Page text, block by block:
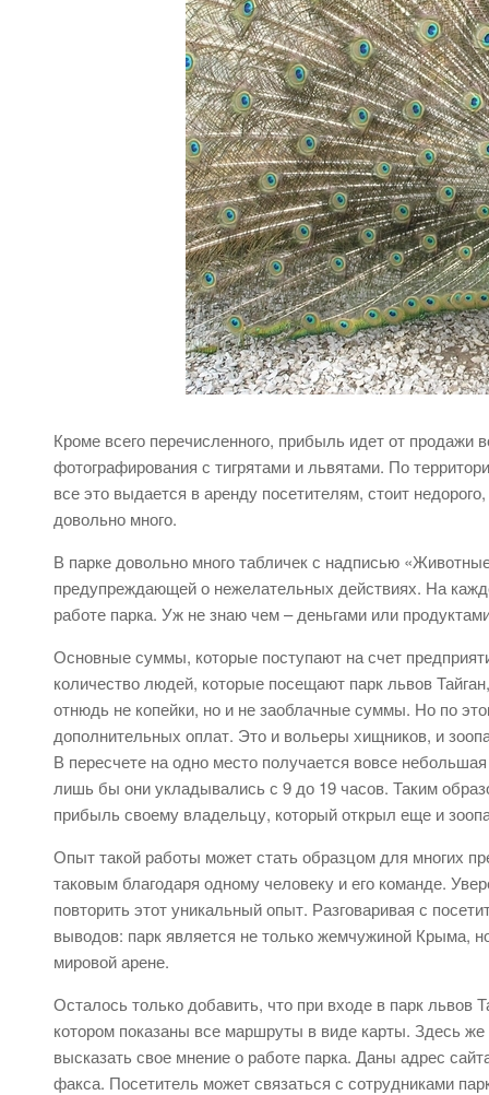
Кроме всего перечисленного, прибыль идет от продажи
фотографирования с тигрятами и львятами. По
все это выдается в аренду посетителям, стоит
довольно много.
В парке довольно много табличек с надписью
предупреждающей о нежелательных действиях. На
работе парка. Уж не знаю чем – деньгами или
Основные суммы, которые поступают на счет
количество людей, которые посещают парк львов
отнюдь не копейки, но и не заоблачные суммы. Но по
дополнительных оплат. Это и вольеры хищников, и
В пересчете на одно место получается вовсе
лишь бы они укладывались с 9 до 19 часов. Таким
прибыль своему владельцу, который открыл еще и
Опыт такой работы может стать образцом для многих
таковым благодаря одному человеку и его команде.
повторить этот уникальный опыт. Разговаривая с
выводов: парк является не только жемчужиной Крыма,
мировой арене.
Осталось только добавить, что при входе в парк львов
котором показаны все маршруты в виде карты. Здесь
высказать свое мнение о работе парка. Даны адрес
факса. Посетитель может связаться с сотрудниками